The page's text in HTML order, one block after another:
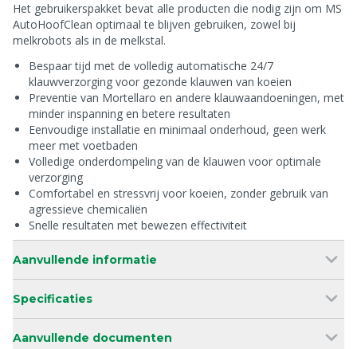
Het gebruikerspakket bevat alle producten die nodig zijn om MS
AutoHoofClean optimaal te blijven gebruiken, zowel bij
melkrobots als in de melkstal.
Bespaar tijd met de volledig automatische 24/7
klauwverzorging voor gezonde klauwen van koeien
Preventie van Mortellaro en andere klauwaandoeningen, met
minder inspanning en betere resultaten
Eenvoudige installatie en minimaal onderhoud, geen werk
meer met voetbaden
Volledige onderdompeling van de klauwen voor optimale
verzorging
Comfortabel en stressvrij voor koeien, zonder gebruik van
agressieve chemicaliën
Snelle resultaten met bewezen effectiviteit
Aanvullende informatie
Specificaties
Aanvullende documenten